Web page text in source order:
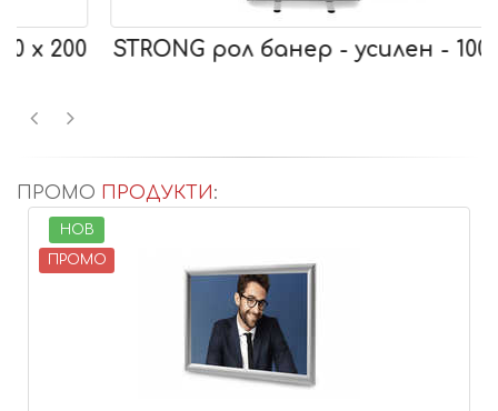
STRONG рол банер - усилен - 100 x 200
ПРОМО ПРОДУКТИ :
НОВ
ПРОМО